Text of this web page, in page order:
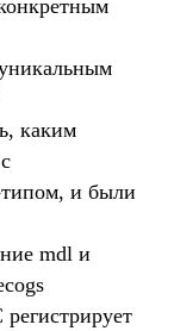
каким
и были
mdl и